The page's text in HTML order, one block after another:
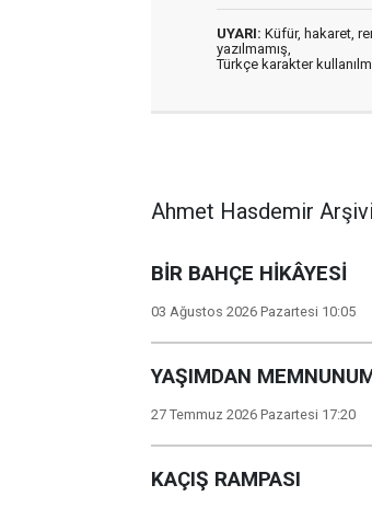
UYARI: Küfür, hakaret,
yazılmamış,
Türkçe karakter
Ahmet Hasdemir Arşivi
BİR BAHÇE HİKÂYESİ
03 Ağustos 2026 Pazartesi 10:05
YAŞIMDAN
27 Temmuz 2026 Pazartesi 17:20
KAÇIŞ RAMPASI